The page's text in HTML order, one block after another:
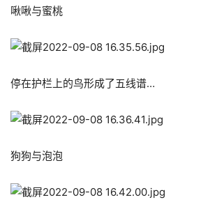
啾啾与蜜桃
停在护栏上的鸟形成了五线谱…
狗狗与泡泡